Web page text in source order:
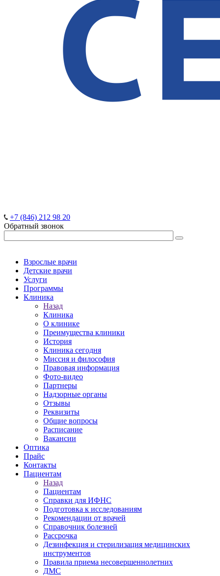
+7 (846) 212 98 20
Обратный звонок
Взрослые врачи
Детские врачи
Услуги
Программы
Клиника
Назад
Клиника
О клинике
Преимущества клиники
История
Клиника сегодня
Миссия и философия
Правовая информация
Фото-видео
Партнеры
Надзорные органы
Отзывы
Реквизиты
Общие вопросы
Расписание
Вакансии
Оптика
Прайс
Контакты
Пациентам
Назад
Пациентам
Справки для ИФНС
Подготовка к исследованиям
Рекомендации от врачей
Справочник болезней
Рассрочка
Дезинфекция и стерилизация медицинских
инструментов
Правила приема несовершеннолетних
ДМС